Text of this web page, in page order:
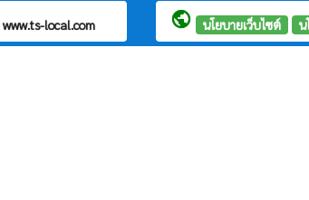
www.ts-local.com public นโยบายเว็บไซต์ น